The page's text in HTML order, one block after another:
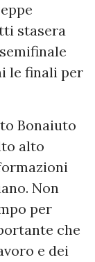
stasera
le finali per
Bonaiuto
alto
Non
per
che
e dei